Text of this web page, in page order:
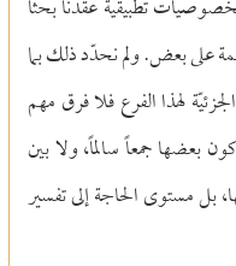
تطبيقية عقدنا بحثاً
على بعض. ولم نحدّد ذلك بما
لهذا الفرع فلا فرق مهم
بعضها جمعاً سالماً، ولا بين
بل مستوى الحاجة إلى تفسير